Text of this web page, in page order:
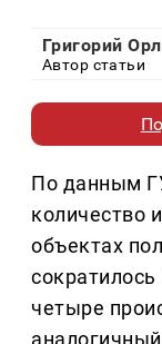
Григорий
Автор статьи
По данным
количество
объектах
четыре